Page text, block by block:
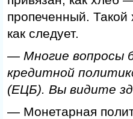
пропеченный. Такой
как следует.
— Многие вопросы
кредитной
(ЕЦБ). Вы видите
— Монетарная